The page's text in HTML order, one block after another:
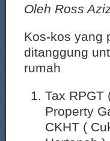
Oleh Ross
Kos-kos yang
ditanggung
rumah
Tax RPGT
Property
CKHT (